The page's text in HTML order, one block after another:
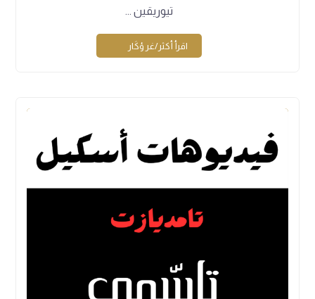
تيوريقين ...
اقرأ أكثر/غر ؤكَار